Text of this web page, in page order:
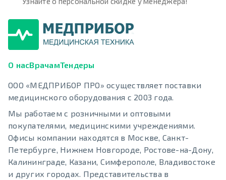
О насВрачамТендеры
ООО «МЕДПРИБОР ПРО» осуществляет поставки
медицинского оборудования с 2003 года.
Мы работаем с розничными и оптовыми
покупателями, медицинскими учреждениями.
Офисы компании находятся в Москве, Санкт-
Петербурге, Нижнем Новгороде, Ростове-на-Дону,
Калининграде, Казани, Симферополе, Владивостоке
и других городах. Представительства в